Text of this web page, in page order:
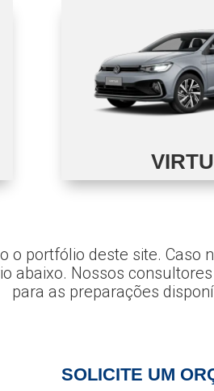
o portfólio deste site.
abaixo. Nossos
para as preparações
SOLICITE UM